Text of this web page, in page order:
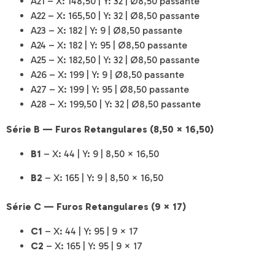
A22 – X: 165,50 | Y: 32 | Ø8,50 passante
A23 – X: 182 | Y: 9 | Ø8,50 passante
A24 – X: 182 | Y: 95 | Ø8,50 passante
A25 – X: 182,50 | Y: 32 | Ø8,50 passante
A26 – X: 199 | Y: 9 | Ø8,50 passante
A27 – X: 199 | Y: 95 | Ø8,50 passante
A28 – X: 199,50 | Y: 32 | Ø8,50 passante
Série B — Furos Retangulares (8,50 × 16,50)
B1 – X: 44 | Y: 9 | 8,50 × 16,50
B2 – X: 165 | Y: 9 | 8,50 × 16,50
Série C — Furos Retangulares (9 × 17)
C1 – X: 44 | Y: 95 | 9 × 17
C2 – X: 165 | Y: 95 | 9 × 17